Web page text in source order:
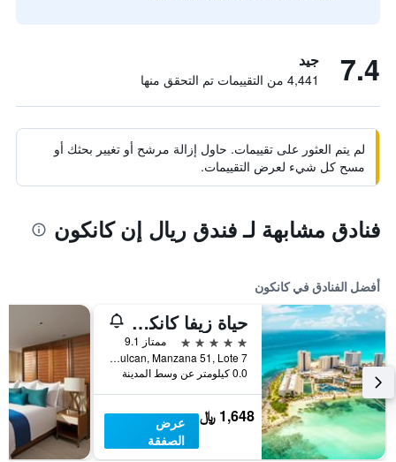
7.4 جيد
4,441 من التقييمات تم التحقق منها
لم يتم العثور على تقييمات. حاول إزالة مرشح أو تغيير بحثك أو
مسح كل شيء لعرض التقييمات.
فنادق مشابهة لـ فندق ريال إن كانكون
أفضل الفنادق في كانكون
حياة زيفا كانكون - بسعر شامل جميع الخدمات
5 نجوم
ممتاز 9.1
Blvd. Kukulcan, Manzana 51, Lote 7, كانكون, ولاية كينتانا رو, المكسيك
0.0 كيلومتر عن وسط المدينة
1,648 ﷼
عرض
الصفقة